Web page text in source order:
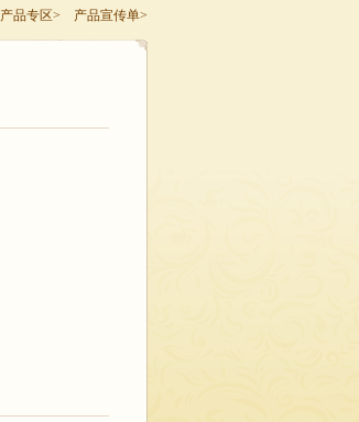
产品专区> 产品宣传单>